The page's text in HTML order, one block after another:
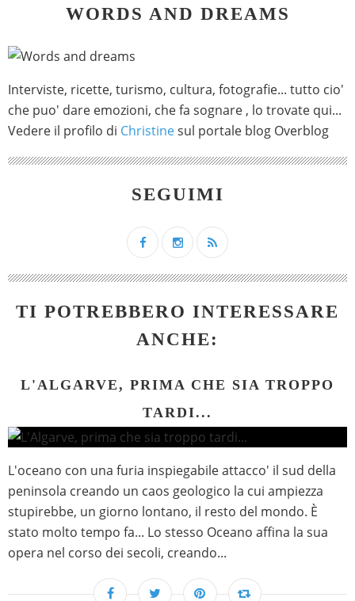
WORDS AND DREAMS
Interviste, ricette, turismo, cultura, fotografie... tutto cio'
che puo' dare emozioni, che fa sognare , lo trovate qui...
Vedere il profilo di Christinesul portale blog Overblog
SEGUIMI
TI POTREBBERO INTERESSARE
ANCHE:
L'ALGARVE, PRIMA CHE SIA TROPPO
TARDI...
L'oceano con una furia inspiegabile attacco' il sud della
peninsola creando un caos geologico la cui ampiezza
stupirebbe, un giorno lontano, il resto del mondo. È
stato molto tempo fa... Lo stesso Oceano affina la sua
opera nel corso dei secoli, creando...